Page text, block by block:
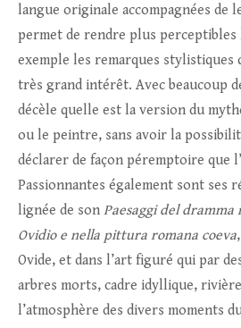
langue originale accompagnées de
permet de rendre plus perceptibles
exemple les remarques stylistiques
très grand intérêt. Avec beaucoup
décèle quelle est la version du
ou le peintre, sans avoir la
déclarer de façon péremptoire que
Passionnantes également sont ses
lignée de son Paesaggi del
Ovidio e nella pittura romana coeva
Ovide, et dans l’art figuré qui par
arbres morts, cadre idyllique,
l’atmosphère des divers moments